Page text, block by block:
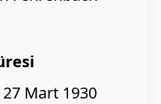
Mart 1930